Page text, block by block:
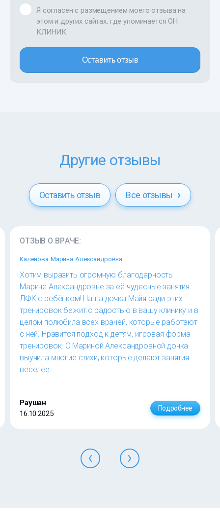
Я согласен с размещением моего отзыва на
этом и других сайтах, где упоминается ОН
КЛИНИК
Оставить отзыв
Другие отзывы
Оставить отзыв Все отзывы
ОТЗЫВ О ВРАЧЕ:
Каленова Марина Александровна
Хотим выразить огромную благодарность
Марине Александровне за её чудесные занятия
ЛФК с ребёнком! Наша дочка Майя ради этих
тренировок бежит с радостью в вашу клинику и в
целом полюбила всех врачей, которые работают
с ней. Нравится подход к детям, игровая форма
тренировок. С Мариной Александровной дочка
выучила многие стихи, которые делают занятия
веселее.
Раушан
16.10.2025
Подробнее